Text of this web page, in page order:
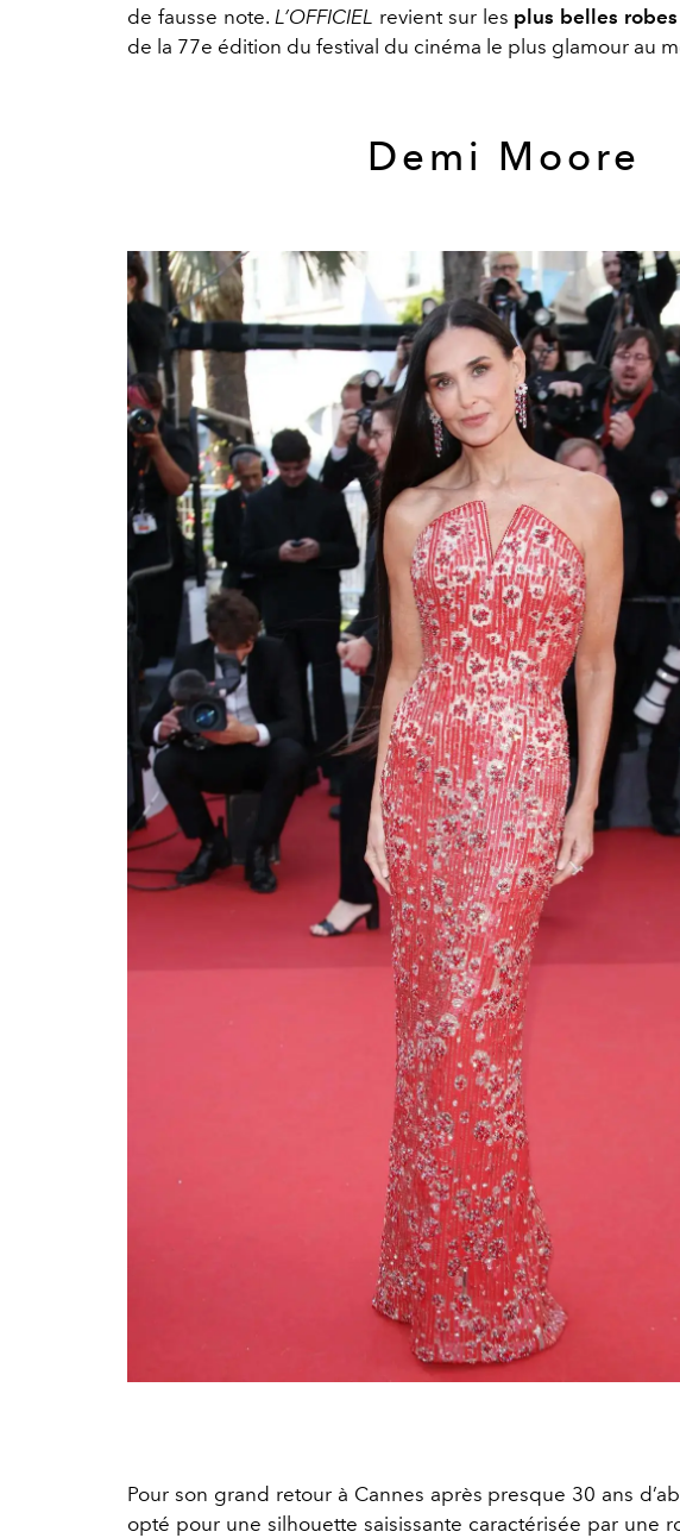
de fausse note. L’OFFICIEL revient sur les plus belles
de la 77e édition du festival du cinéma le plus glamour au
Demi Moore
Pour son grand retour à Cannes après presque 30 ans
opté pour une silhouette saisissante caractérisée par une